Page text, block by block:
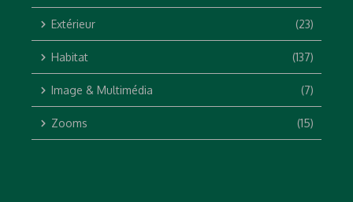
Extérieur (23)
Habitat (137)
Image & Multimédia (7)
Zooms (15)